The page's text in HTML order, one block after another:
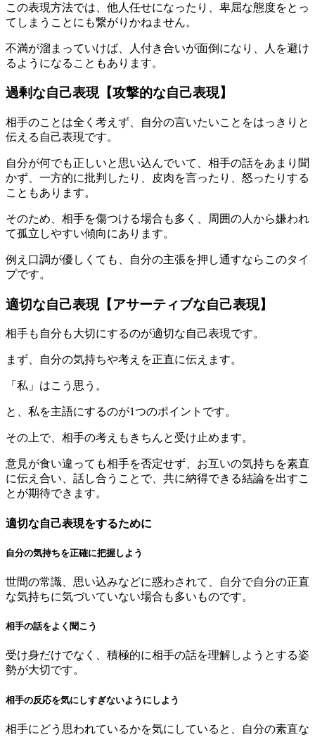
この表現方法では、他人任せになったり、卑屈な態度をとっ
てしまうことにも繋がりかねません。
不満が溜まっていけば、人付き合いが面倒になり、人を避け
るようになることもあります。
過剰な自己表現【攻撃的な自己表現】
相手のことは全く考えず、自分の言いたいことをはっきりと
伝える自己表現です。
自分が何でも正しいと思い込んでいて、相手の話をあまり聞
かず、一方的に批判したり、皮肉を言ったり、怒ったりする
こともあります。
そのため、相手を傷つける場合も多く、周囲の人から嫌われ
て孤立しやすい傾向にあります。
例え口調が優しくても、自分の主張を押し通すならこのタイ
プです。
適切な自己表現【アサーティブな自己表現】
相手も自分も大切にするのが適切な自己表現です。
まず、自分の気持ちや考えを正直に伝えます。
「私」はこう思う。
と、私を主語にするのが1つのポイントです。
その上で、相手の考えもきちんと受け止めます。
意見が食い違っても相手を否定せず、お互いの気持ちを素直
に伝え合い、話し合うことで、共に納得できる結論を出すこ
とが期待できます。
適切な自己表現をするために
自分の気持ちを正確に把握しよう
世間の常識、思い込みなどに惑わされて、自分で自分の正直
な気持ちに気づいていない場合も多いものです。
相手の話をよく聞こう
受け身だけでなく、積極的に相手の話を理解しようとする姿
勢が大切です。
相手の反応を気にしすぎないようにしよう
相手にどう思われているかを気にしていると、自分の素直な